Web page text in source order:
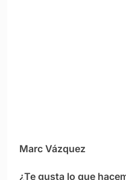
Marc Vázquez
¿Te gusta lo que